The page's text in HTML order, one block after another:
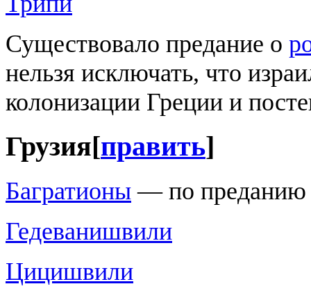
Существовало предание о
нельзя исключать, что
колонизации Греции и
Грузия[править]
Багратионы — по преданию
Гедеванишвили
Цицишвили